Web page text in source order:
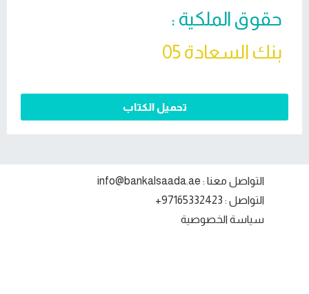
حقوق الملكية :
بنك السعادة 05
تحميل الكتاب
التواصل معنا : info@bankalsaada.ae
التواصل : 97165332423+
سياسة الخصوصية